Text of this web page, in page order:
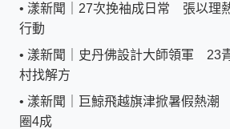
• 漾新聞｜27次挽袖成日常 張以理
行動
• 漾新聞｜史丹佛設計大師領軍 23
村找解方
• 漾新聞｜巨鯨飛越旗津掀暑假熱
圈4成